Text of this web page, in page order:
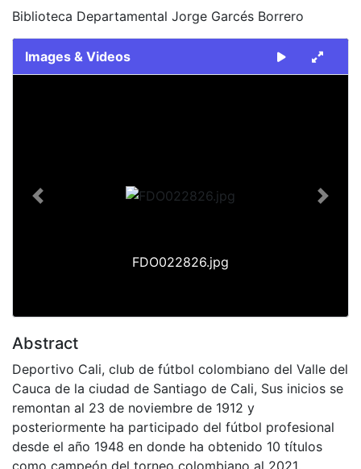
Biblioteca Departamental Jorge Garcés Borrero
Images & Videos
FDO022826.jpg
Previous Next
Abstract
Deportivo Cali, club de fútbol colombiano del Valle del
Cauca de la ciudad de Santiago de Cali, Sus inicios se
remontan al 23 de noviembre de 1912 y
posteriormente ha participado del fútbol profesional
desde el año 1948 en donde ha obtenido 10 títulos
como campeón del torneo colombiano al 2021,